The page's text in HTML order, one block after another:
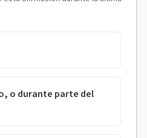
o durante parte del